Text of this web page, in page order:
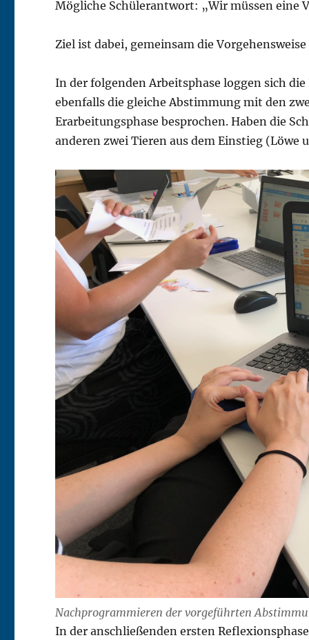
Mögliche Schülerantwort: „Wir müssen eine
Ziel ist dabei, gemeinsam die
In der folgenden Arbeitsphase loggen sich
ebenfalls die gleiche Abstimmung mit den
Erarbeitungsphase besprochen. Haben die
anderen zwei Tieren aus dem Einstieg
Nachprogrammieren der vorgeführten
In der anschließenden ersten